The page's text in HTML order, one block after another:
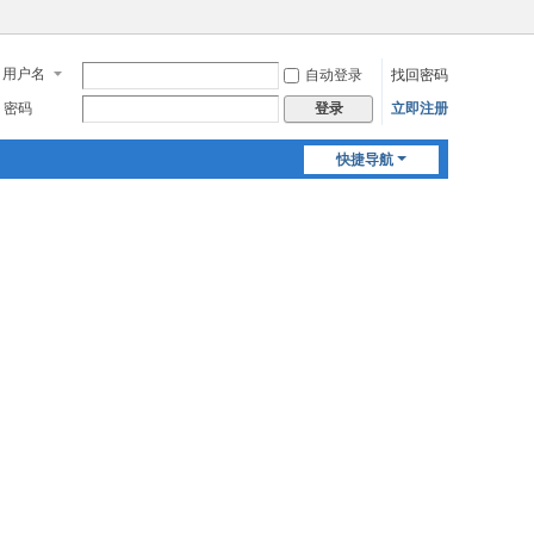
用户名 自动登录
找回密码
密码
登录 立即注册
快捷导航